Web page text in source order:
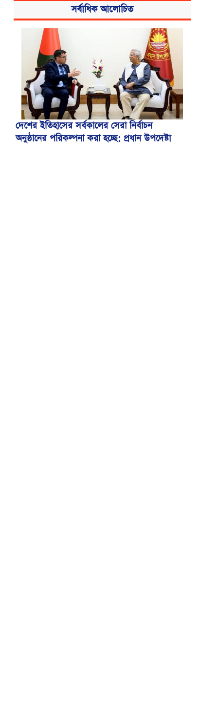
বিএসএমএমইউয়ের নতুন নাম বাংলাদেশ
মেডিকেল বিশ্ববিদ্যালয়
সর্বাধিক আলোচিত
দেশের ইতিহাসের সর্বকালের সেরা নির্বাচন
অনুষ্ঠানের পরিকল্পনা করা হচ্ছে: প্রধান উপদেষ্টা